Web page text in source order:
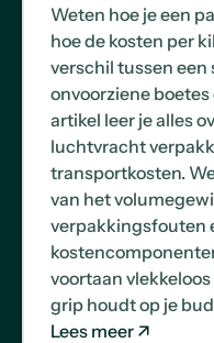
Weten hoe je een
hoe de kosten per
verschil tussen
onvoorziene
artikel leer je alles
luchtvracht
transportkosten.
van het
verpakkingsfouten
voortaan
grip houdt op je
Lees meer